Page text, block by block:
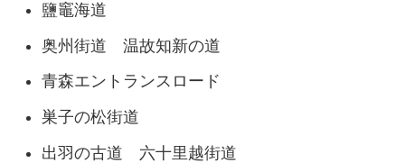
鹽竈海道
奥州街道 温故知新の道
青森エントランスロード
巣子の松街道
出羽の古道 六十里越街道